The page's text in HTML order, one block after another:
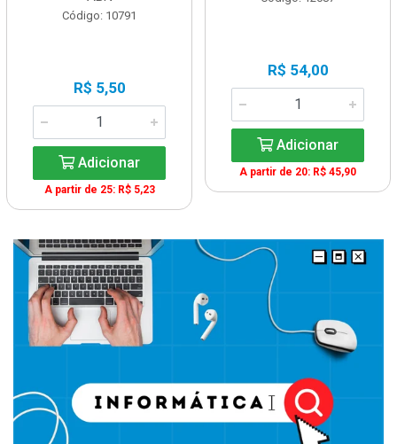
Código: 10791
R$ 5,50
Adicionar
A partir de 25: R$ 5,23
R$ 54,00
Adicionar
A partir de 20: R$ 45,90